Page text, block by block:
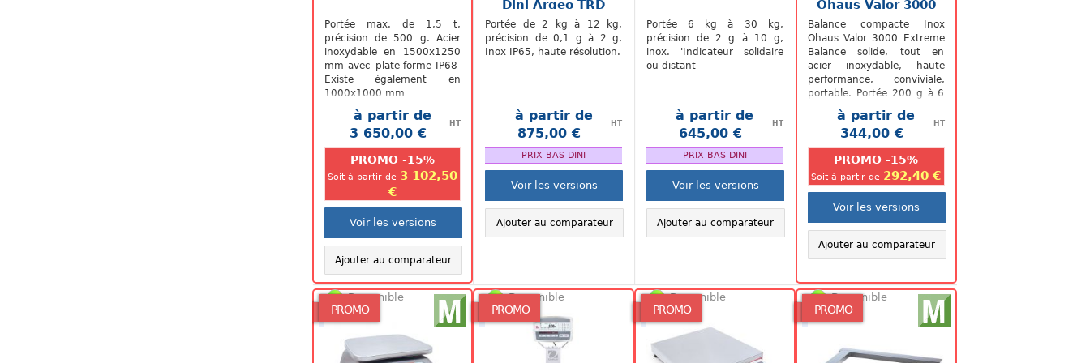
Portée max. de 1,5 t,
précision de 500 g. Acier
inoxydable en 1500x1250
mm avec plate-forme IP68
Existe également en
1000x1000 mm
à partir de
3 650,00 €
HT
PROMO -15%
Soit à partir de 3 102,50
€
Voir les versions
Ajouter au comparateur
Dini Argeo TRD
Portée de 2 kg à 12 kg,
précision de 0,1 g à 2 g,
Inox IP65, haute résolution.
à partir de
875,00 €
HT
PRIX BAS DINI
Voir les versions
Ajouter au comparateur
Portée 6 kg à 30 kg,
précision de 2 g à 10 g,
inox. 'Indicateur solidaire
ou distant
à partir de
645,00 €
HT
PRIX BAS DINI
Voir les versions
Ajouter au comparateur
Ohaus Valor 3000
Balance compacte Inox
Ohaus Valor 3000 Extreme
Balance solide, tout en
acier inoxydable, haute
performance, conviviale,
portable. Portée 200 g à 6
à partir de
344,00 €
HT
PROMO -15%
Soit à partir de 292,40 €
Voir les versions
Ajouter au comparateur
PROMO
Disponible
PROMO
Disponible
PROMO
Disponible
PROMO
Disponible